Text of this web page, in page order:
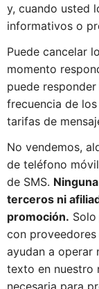
y, cuando usted
informativos o
Puede cancelar
momento
puede
frecuencia de
tarifas de
No vendemos,
de teléfono
de SMS.
terceros ni
promoción.
con
ayudan a operar
texto en nuestro
necesaria para